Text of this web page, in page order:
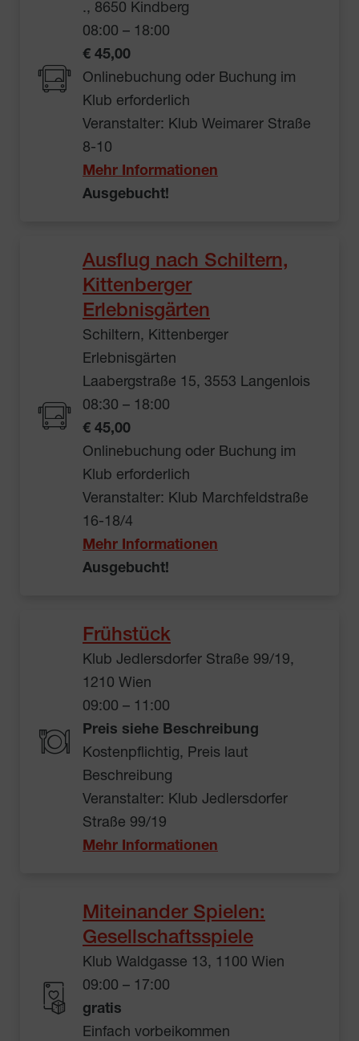
., 8650 Kindberg
08:00 – 18:00
€ 45,00
Onlinebuchung oder Buchung im
Klub erforderlich
Veranstalter: Klub Weimarer Straße
8-10
Mehr Informationen
Ausgebucht!
Ausflug nach Schiltern,
Kittenberger
Erlebnisgärten
Schiltern, Kittenberger
Erlebnisgärten
Laabergstraße 15, 3553 Langenlois
08:30 – 18:00
€ 45,00
Onlinebuchung oder Buchung im
Klub erforderlich
Veranstalter: Klub Marchfeldstraße
16-18/4
Mehr Informationen
Ausgebucht!
Frühstück
Klub Jedlersdorfer Straße 99/19,
1210 Wien
09:00 – 11:00
Preis siehe Beschreibung
Kostenpflichtig, Preis laut
Beschreibung
Veranstalter: Klub Jedlersdorfer
Straße 99/19
Mehr Informationen
Miteinander Spielen:
Gesellschaftsspiele
Klub Waldgasse 13, 1100 Wien
09:00 – 17:00
gratis
Einfach vorbeikommen